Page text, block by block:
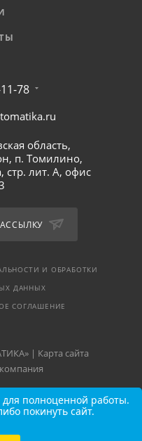
78
область,
п. Томилино,
стр. лит. А, офис
И ОБРАБОТКИ
ДАННЫХ
СОГЛАШЕНИЕ
| Карта сайта
полноценной работы.
покинуть сайт.